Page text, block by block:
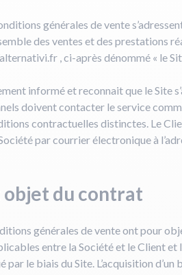
générales de vente
des ventes et des prestations
, ci-après dénommé « le
informé et reconnait que le Site
doivent contacter le service
contractuelles distinctes. Le
par courrier électronique à
du contrat
générales de vente ont pour
entre la Société et le Client et
le biais du Site. L’acquisition d’un